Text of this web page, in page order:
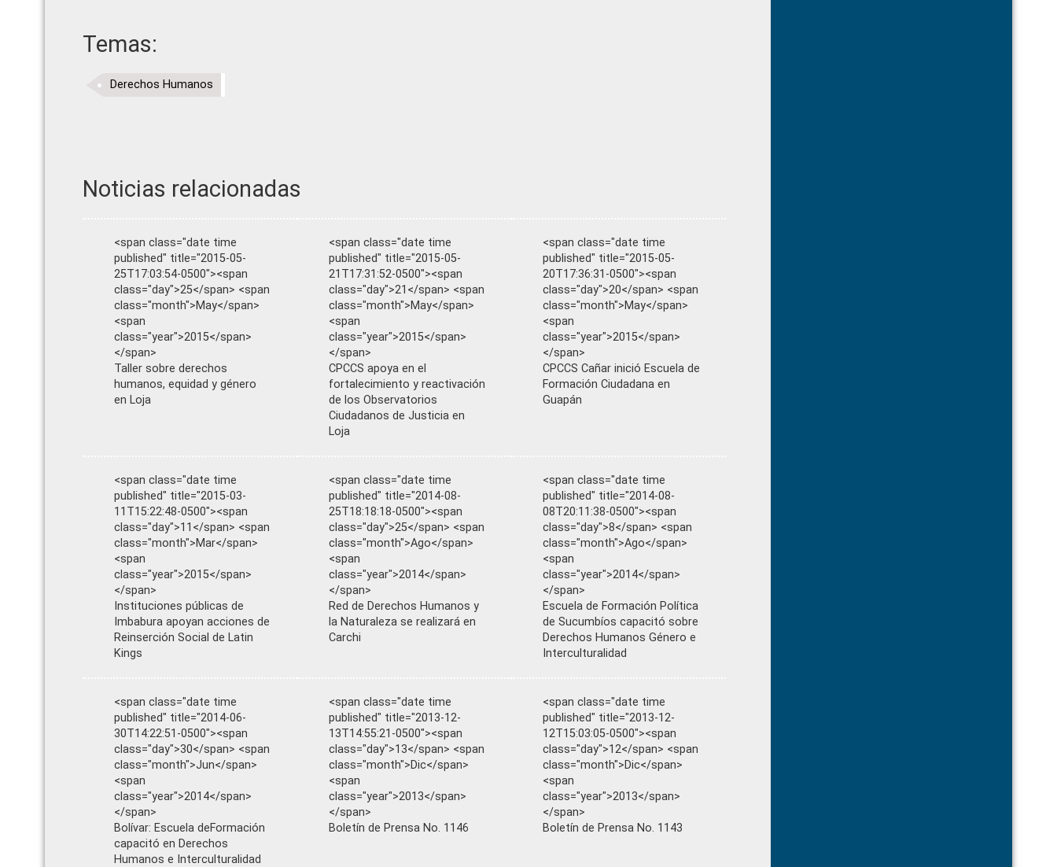
Temas:
Derechos Humanos
Noticias relacionadas
<span class="date time
published" title="2015-05-
25T17:03:54-0500"><span
class="day">25</span> <span
class="month">May</span>
<span
class="year">2015</span>
</span>
Taller sobre derechos
humanos, equidad y género
en Loja
<span class="date time
published" title="2015-05-
21T17:31:52-0500"><span
class="day">21</span> <span
class="month">May</span>
<span
class="year">2015</span>
</span>
CPCCS apoya en el
fortalecimiento y reactivación
de los Observatorios
Ciudadanos de Justicia en
Loja
<span class="date time
published" title="2015-05-
20T17:36:31-0500"><span
class="day">20</span> <span
class="month">May</span>
<span
class="year">2015</span>
</span>
CPCCS Cañar inició Escuela de
Formación Ciudadana en
Guapán
<span class="date time
published" title="2015-03-
11T15:22:48-0500"><span
class="day">11</span> <span
class="month">Mar</span>
<span
class="year">2015</span>
</span>
Instituciones públicas de
Imbabura apoyan acciones de
Reinserción Social de Latin
Kings
<span class="date time
published" title="2014-08-
25T18:18:18-0500"><span
class="day">25</span> <span
class="month">Ago</span>
<span
class="year">2014</span>
</span>
Red de Derechos Humanos y
la Naturaleza se realizará en
Carchi
<span class="date time
published" title="2014-08-
08T20:11:38-0500"><span
class="day">8</span> <span
class="month">Ago</span>
<span
class="year">2014</span>
</span>
Escuela de Formación Política
de Sucumbíos capacitó sobre
Derechos Humanos Género e
Interculturalidad
<span class="date time
published" title="2014-06-
30T14:22:51-0500"><span
class="day">30</span> <span
class="month">Jun</span>
<span
class="year">2014</span>
</span>
Bolívar: Escuela deFormación
capacitó en Derechos
Humanos e Interculturalidad
<span class="date time
published" title="2013-12-
13T14:55:21-0500"><span
class="day">13</span> <span
class="month">Dic</span>
<span
class="year">2013</span>
</span>
Boletín de Prensa No. 1146
<span class="date time
published" title="2013-12-
12T15:03:05-0500"><span
class="day">12</span> <span
class="month">Dic</span>
<span
class="year">2013</span>
</span>
Boletín de Prensa No. 1143